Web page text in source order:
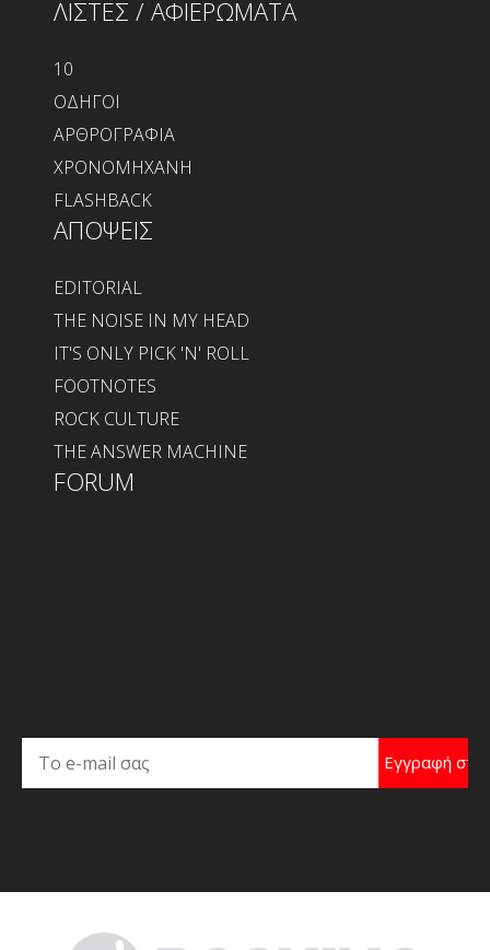
ΛΙΣΤΕΣ / ΑΦΙΕΡΩΜΑΤΑ
10
ΟΔΗΓΟΙ
ΑΡΘΡΟΓΡΑΦΙΑ
ΧΡΟΝΟΜΗΧΑΝΗ
FLASHBACK
ΑΠΟΨΕΙΣ
EDITORIAL
THE NOISE IN MY HEAD
IT'S ONLY PICK 'N' ROLL
FOOTNOTES
ROCK CULTURE
THE ANSWER MACHINE
FORUM